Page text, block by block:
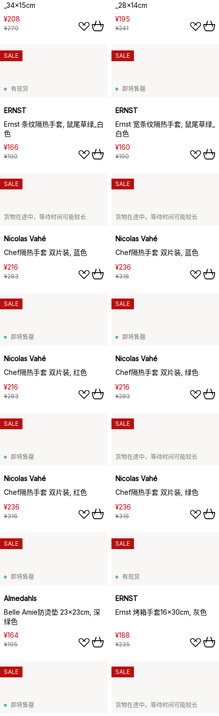
_34x15cm
¥208
¥270
_28x14cm
¥195
¥241
有现货
ERNST
Ernst 条纹隔热手套, 鼠尾草绿_白
色
¥166
¥190
SALE
即将售罄
ERNST
Ernst 宽条纹隔热手套, 鼠尾草绿_
白色
¥160
¥190
SALE
货物在途中，等待时间可能较长
Nicolas Vahé
Chef隔热手套 双片装, 蓝色
¥216
¥283
SALE
货物在途中，等待时间可能较长
Nicolas Vahé
Chef隔热手套 双片装, 蓝色
¥236
¥316
SALE
即将售罄
Nicolas Vahé
Chef隔热手套 双片装, 红色
¥216
¥283
SALE
即将售罄
Nicolas Vahé
Chef隔热手套 双片装, 绿色
¥216
¥283
SALE
即将售罄
Nicolas Vahé
Chef隔热手套 双片装, 红色
¥236
¥316
SALE
货物在途中，等待时间可能较长
Nicolas Vahé
Chef隔热手套 双片装, 绿色
¥236
¥316
SALE
即将售罄
Almedahls
Belle Amie防烫垫 23x23cm, 深
绿色
¥164
¥195
SALE
有现货
ERNST
Ernst 烤箱手套16x30cm, 灰色
¥188
¥235
SALE
即将售罄
SALE
货物在途中，等待时间可能较长
SALE